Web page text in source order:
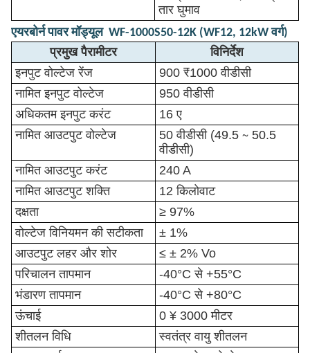
तार घुमाव
एयरबोर्न पावर मॉड्यूल ️ WF-1000S50-12K (WF12, 12kW वर्ग)
प्रमुख पैरामीटर
विनिर्देश
इनपुट वोल्टेज रेंज
900 ₹1000 वीडीसी
नामित इनपुट वोल्टेज
950 वीडीसी
अधिकतम इनपुट करंट
16 ए
नामित आउटपुट वोल्टेज
50 वीडीसी (49.5 ∼ 50.5
वीडीसी)
नामित आउटपुट करंट
240 A
नामित आउटपुट शक्ति
12 किलोवाट
दक्षता
≥ 97%
वोल्टेज विनियमन की सटीकता
± 1%
आउटपुट लहर और शोर
≤ ± 2% Vo
परिचालन तापमान
-40°C से +55°C
भंडारण तापमान
-40°C से +80°C
ऊंचाई
0 ¥ 3000 मीटर
शीतलन विधि
स्वतंत्र वायु शीतलन